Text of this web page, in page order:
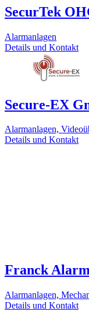
SecurTek
Alarmanlagen
Details und Kontakt
Secure-EX
Alarmanlagen,
Details und Kontakt
Franck
Alarmanlagen,
Details und Kontakt